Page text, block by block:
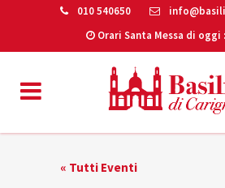
010 540650
Orari Santa Messa di oggi
« Tutti Eventi